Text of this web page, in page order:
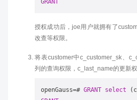
GRANT
授权成功后，joe用户就拥有了
改查等权限。
将表customer中c_customer_sk、
列的查询权限，c_last_name的更新权
openGauss=# GRANT select